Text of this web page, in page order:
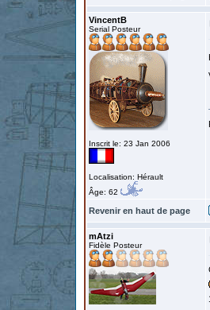
VincentB
Serial Posteur
Inscrit le: 23 Jan 2006
Localisation: Hérault
Âge: 62
Revenir en haut de page
mAtzi
Fidèle Posteur